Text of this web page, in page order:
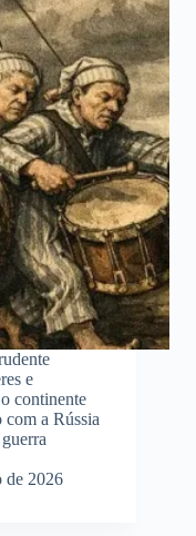
e
continente
a Rússia
de 2026